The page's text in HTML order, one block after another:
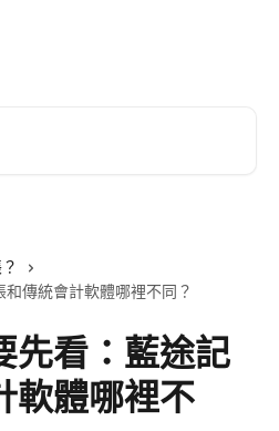
傳統會計軟體哪裡不同？
先看：藍途記
軟體哪裡不